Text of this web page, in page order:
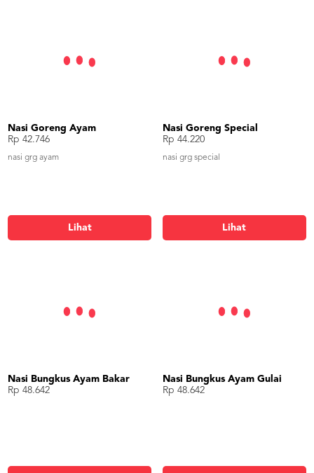
Nasi Goreng Ayam
Rp 42.746
nasi grg ayam
Lihat
Nasi Goreng Special
Rp 44.220
nasi grg special
Lihat
Nasi Bungkus Ayam Bakar
Rp 48.642
Nasi Bungkus Ayam Gulai
Rp 48.642